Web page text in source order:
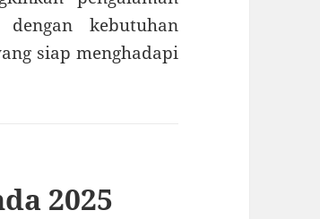
kebutuhan
siap menghadapi
2025